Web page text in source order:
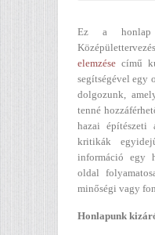
Ez a honlap
elemzése című
segítségével egy
dolgozunk,
tenné
hazai építészeti
kritikák
információ egy
oldal
minőségi vagy
Honlapunk